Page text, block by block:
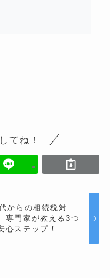
てね！
からの相続税対
専門家が教える3つ
心ステップ！